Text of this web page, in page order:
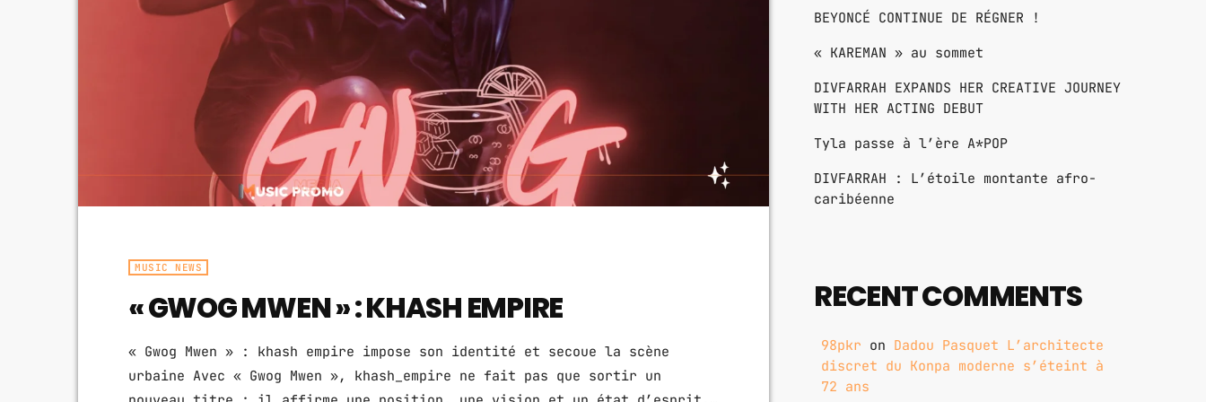
MUSIC NEWS
« GWOG MWEN » : KHASH EMPIRE
« Gwog Mwen » : khash empire impose son identité et secoue la scène
urbaine Avec « Gwog Mwen », khash_empire ne fait pas que sortir un
BEYONCÉ CONTINUE DE RÉGNER !
« KAREMAN » au sommet
DIVFARRAH EXPANDS HER CREATIVE JOURNEY
WITH HER ACTING DEBUT
Tyla passe à l’ère A*POP
DIVFARRAH : L’étoile montante afro-
caribéenne
RECENT COMMENTS
98pkr on Dadou Pasquet L’architecte
discret du Konpa moderne s’éteint à
72 ans